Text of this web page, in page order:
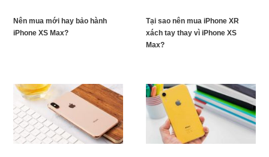
Nên mua mới hay bảo hành
iPhone XS Max?
Tại sao nên mua iPhone XR
xách tay thay vì iPhone XS
Max?